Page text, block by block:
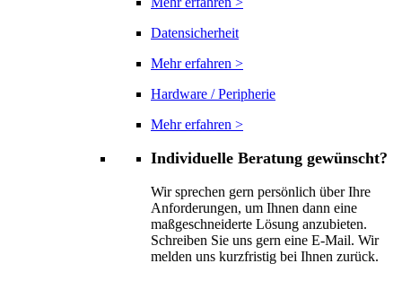
Datensicherheit
Mehr erfahren >
Hardware / Peripherie
Mehr erfahren >
Individuelle Beratung gewünscht?
Wir sprechen gern persönlich über Ihre
Anforderungen, um Ihnen dann eine
maßgeschneiderte Lösung anzubieten.
Schreiben Sie uns gern eine E-Mail. Wir
melden uns kurzfristig bei Ihnen zurück.